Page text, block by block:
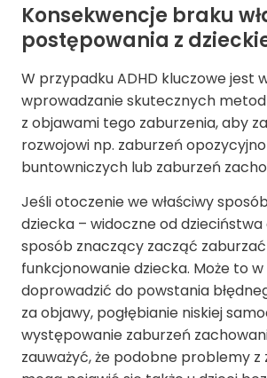
Konsekwencje braku
postępowania z
W przypadku ADHD kluczowe jest
wprowadzanie skutecznych
z objawami tego zaburzenia, aby
rozwojowi np. zaburzeń
buntowniczych lub zaburzeń
Jeśli otoczenie we właściwy
dziecka – widoczne od
sposób znaczący zacząć zaburzać
funkcjonowanie dziecka. Może to
doprowadzić do powstania
za objawy, pogłębianie niskiej
występowanie zaburzeń
zauważyć, że podobne problemy